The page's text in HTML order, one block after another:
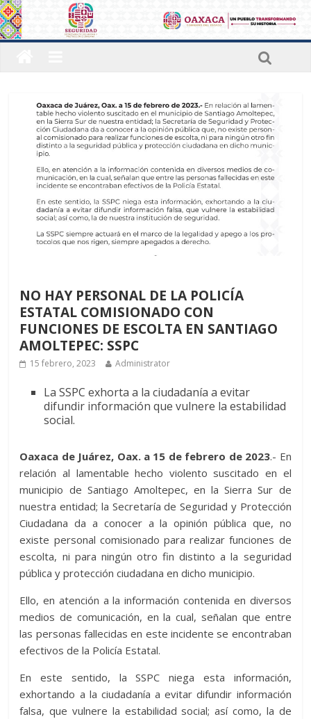
NO HAY PERSONAL DE LA POLICÍA
ESTATAL COMISIONADO CON
FUNCIONES DE ESCOLTA EN SANTIAGO
AMOLTEPEC: SSPC
15 febrero, 2023 Administrator
La SSPC exhorta a la ciudadanía a evitar
difundir información que vulnere la estabilidad
social.
Oaxaca de Juárez, Oax. a 15 de febrero de 2023.- En
relación al lamentable hecho violento suscitado en el
municipio de Santiago Amoltepec, en la Sierra Sur de
nuestra entidad; la Secretaría de Seguridad y Protección
Ciudadana da a conocer a la opinión pública que, no
existe personal comisionado para realizar funciones de
escolta, ni para ningún otro fin distinto a la seguridad
pública y protección ciudadana en dicho municipio.
Ello, en atención a la información contenida en diversos
medios de comunicación, en la cual, señalan que entre
las personas fallecidas en este incidente se encontraban
efectivos de la Policía Estatal.
En este sentido, la SSPC niega esta información,
exhortando a la ciudadanía a evitar difundir información
falsa, que vulnere la estabilidad social; así como, la de